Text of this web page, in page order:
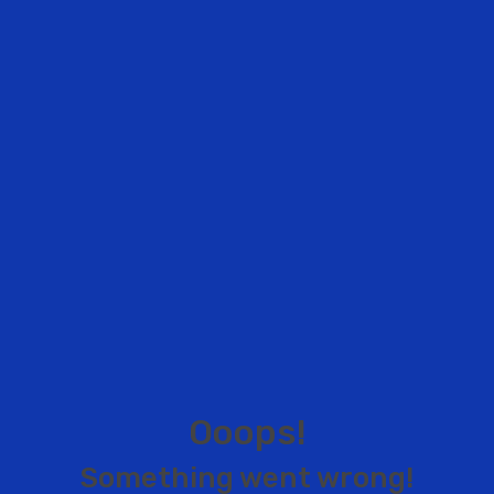
Ooops!
Something went wrong!